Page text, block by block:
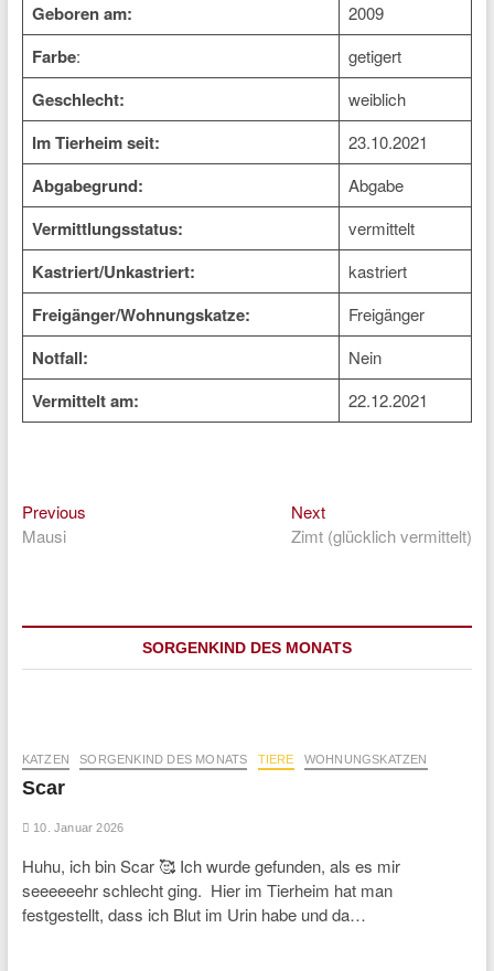
Geboren am: 2009
Farbe: getigert
Geschlecht: weiblich
Im Tierheim seit: 23.10.2021
Abgabegrund: Abgabe
Vermittlungsstatus: vermittelt
Kastriert/Unkastriert: kastriert
Freigänger/Wohnungskatze: Freigänger
Notfall: Nein
Vermittelt am: 22.12.2021
Beitragsnavigation
PreviousPrevious
Mausi
NextNext
post:
Zimt (glücklich vermittelt)
SORGENKIND DES MONATS
KATZEN SORGENKIND DES MONATS TIERE WOHNUNGSKATZEN
Scar
10. Januar 2026
Huhu, ich bin Scar 🥰 Ich wurde gefunden, als es mir
seeeeeehr schlecht ging. Hier im Tierheim hat man
festgestellt, dass ich Blut im Urin habe und da…